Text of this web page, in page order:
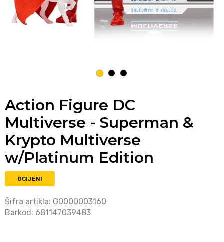
1 2 3
Action Figure DC
Multiverse - Superman &
Krypto Multiverse
w/Platinum Edition
OCIJENI
Šifra artikla: G0000003160
Barkod: 681147039483